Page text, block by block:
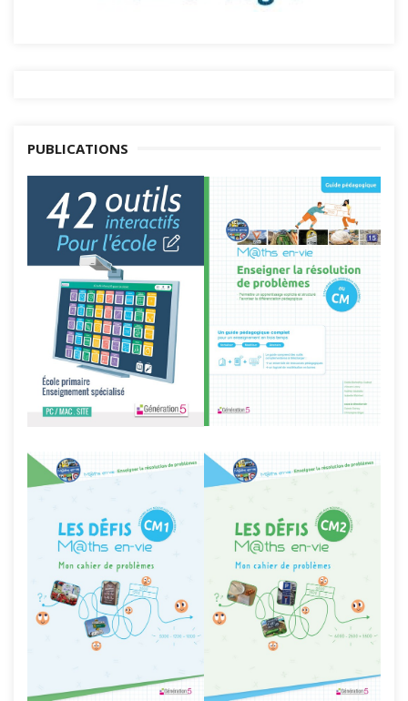
PUBLICATIONS